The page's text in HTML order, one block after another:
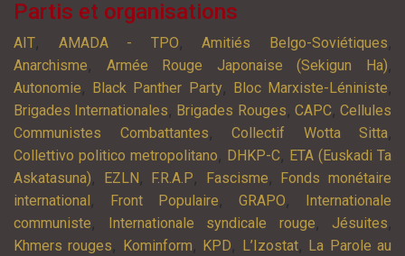
Partis et organisations
AIT, AMADA - TPO,Amitiés Belgo-Soviétiques,
Anarchisme, Armée Rouge Japonaise (Sekigun Ha),
Autonomie, Black Panther Party, Bloc Marxiste-Léniniste,
Brigades Internationales, Brigades Rouges, CAPC,Cellules
Communistes Combattantes, Collectif Wotta Sitta,
Collettivo politico metropolitano, DHKP-C, ETA (Euskadi Ta
Askatasuna), EZLN , F.R.A.P, Fascisme,
Fonds monétaire
international , Front Populaire, GRAPO,
Internationale
communiste, Internationale syndicale rouge, Jésuites,
Khmers rouges, Kominform, KPD, L’Izostat, La Parole au